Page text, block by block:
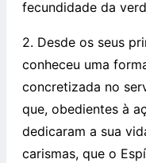
fecundidade da
2. Desde os seus
conheceu uma
concretizada no
que, obedientes à
dedicaram a sua
carismas, que o